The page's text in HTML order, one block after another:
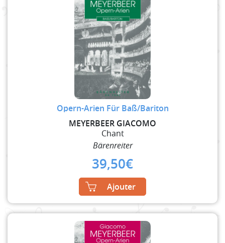
Opern-Arien Für Baß/Bariton
MEYERBEER GIACOMO
Chant
Bärenreiter
39,50€
Ajouter